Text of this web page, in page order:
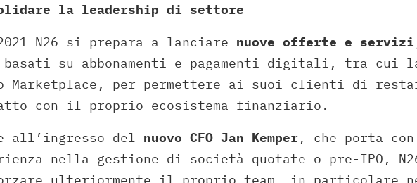
la leadership di settore
N26 si prepara a lanciare nuove offerte e servizi
basati su abbonamenti e pagamenti digitali, tra cui
Marketplace, per permettere ai suoi clienti di
con il proprio ecosistema finanziario.
all’ingresso del nuovo CFO Jan Kemper , che porta con
nella gestione di società quotate o pre-IPO,
ulteriormente il proprio team, in particolare